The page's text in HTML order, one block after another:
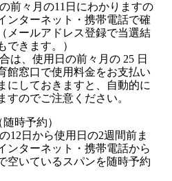
前々月の11日にわかりますの
ンターネット・携帯電話で確
メールアドレス登録で当選結
できます。）
は、使用日の前々月の 25 日
館窓口で使用料金をお支払い
にしておきますと、自動的に
すのでご注意ください。
時予約）
12日から使用日の2週間前ま
ンターネット・携帯電話から
空いているスパンを随時予約